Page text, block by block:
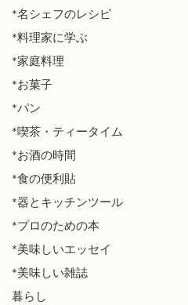
*名シェフのレシピ
*料理家に学ぶ
*家庭料理
*お菓子
*パン
*喫茶・ティータイム
*お酒の時間
*食の便利貼
*器とキッチンツール
*プロのための本
*美味しいエッセイ
*美味しい雑誌
暮らし